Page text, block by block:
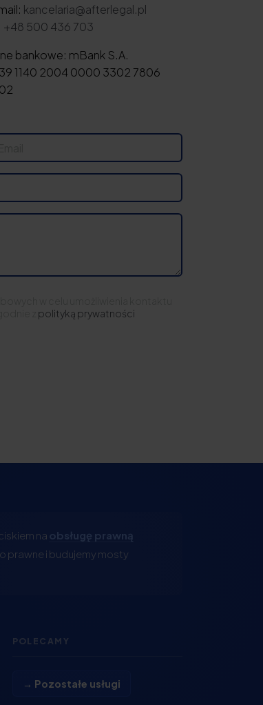
kancelaria@afterlegal.pl
+48 500 436 703
bankowe: mBank S.A.
1140 2004 0000 3302 7806
polityką prywatności
na obsługę prawną
prawne i budujemy mosty
POLECAMY
→ Pozostałe usługi